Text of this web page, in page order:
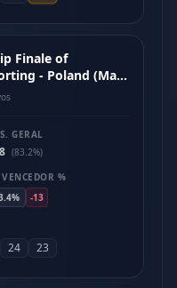
Finale of
- Poland (May
GERAL
(83.2%)
%
-13
24 23